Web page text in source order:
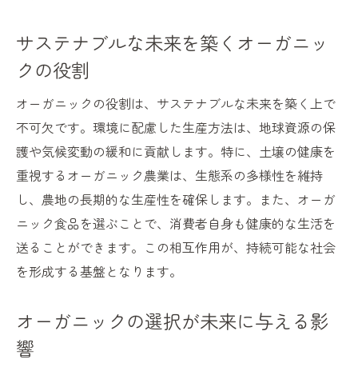
サステナブルな未来を築くオーガニッ
クの役割
オーガニックの役割は、サステナブルな未来を築く上で
不可欠です。環境に配慮した生産方法は、地球資源の保
護や気候変動の緩和に貢献します。特に、土壌の健康を
重視するオーガニック農業は、生態系の多様性を維持
し、農地の長期的な生産性を確保します。また、オーガ
ニック食品を選ぶことで、消費者自身も健康的な生活を
送ることができます。この相互作用が、持続可能な社会
を形成する基盤となります。
オーガニックの選択が未来に与える影
響